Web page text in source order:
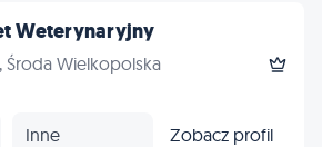
Weterynaryjny
Wielkopolska
Inne Zobacz profil